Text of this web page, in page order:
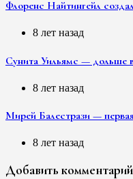
Флоренс Найтингейл
8 лет назад
Сунита Уильямс — дольше
8 лет назад
Мирей Балестрази —
8 лет назад
Добавить комментарий